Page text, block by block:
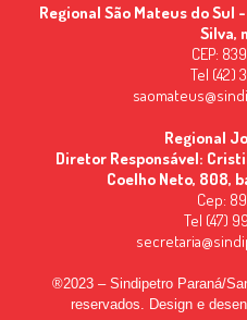
Regional São Mateus do Sul
Silva,
CEP:
Tel (42)
Regional
Diretor Responsável:
Coelho Neto, 808,
Cep:
Tel (47)
®2023 – Sindipetro Paraná/
reservados. Design e